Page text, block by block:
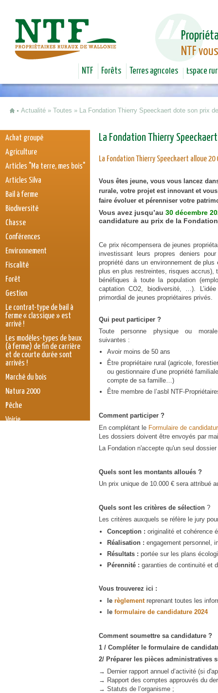
NTF
NTF Forêts Terres agricoles Espace
Actualité » Toutes » La Fondation Thierry Speeckaert dote son prix
La Fondation Thierry
La Fondation Thierry Speeckaert alloue
Vous êtes jeune, vous vous lancez
rurale, votre projet est innovant et
faire évoluer et pérenniser votre
Vous avez jusqu’au 30 décembre
candidature au prix de la
Ce prix récompensera de jeunes
investissant leurs propres deniers
propriété dans un environnement de
plus en plus restreintes, risques accrus),
bénéfiques à toute la population
captation CO2, biodiversité, …).
primordial de jeunes propriétaires privés.
Qui peut participer ?
Toute personne physique ou
suivantes :
Avoir moins de 50 ans
Être propriétaire rural (agricole,
ou gestionnaire d’une propriété
compte de sa famille…)
Être membre de l’asbl NTF-
Comment participer ?
En complétant le Formulaire de can
Les dossiers doivent être envoyés par
La Fondation n'accepte qu'un seul
Quels sont les montants alloués ?
Un prix unique de 10.000 € sera attribué
Quels sont les critères de sélection ?
Les critères auxquels se réfère le jury
Conception : originalité et cohérence
Réalisation : engagement personnel,
Résultats : portée sur les plans
Pérennité : garanties de continuité et
Vous trouverez ici :
le règlement reprenant toutes les
le formulaire de candidature 2024
Comment soumettre sa candidature ?
1 / Compléter le formulaire de
2/ Préparer les pièces administratives
→ Dernier rapport annuel d’activité (si
→ Rapport des comptes approuvés du
→ Statuts de l’organisme ;
Achat groupé
Agriculture
Articles "Ma terre, mes bois"
Articles Silva
Bail à ferme
Biodiversité
Chasse
Conférences
Environnement
Fiscalité
Forêt
Gestion
Le contrat-type de bail à
ferme « classique » est
arrivé !
Les modèles-types de baux
(à ferme) de fin de carrière
et de courte durée sont
arrivés !
Marché du bois
Natura 2000
Pêche
Voirie